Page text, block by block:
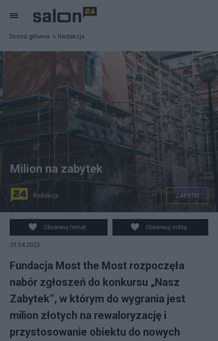
Strona główna Redakcja
Zdjęcie: Pixabay
Milion na zabytek
Redakcja ZABYTKI
Obserwuj temat Obserwuj notkę
29.04.2023
Fundacja Most the Most rozpoczęła
nabór zgłoszeń do konkursu „Nasz
Zabytek”, w którym do wygrania jest
milion złotych na rewaloryzację i
przystosowanie obiektu do nowych